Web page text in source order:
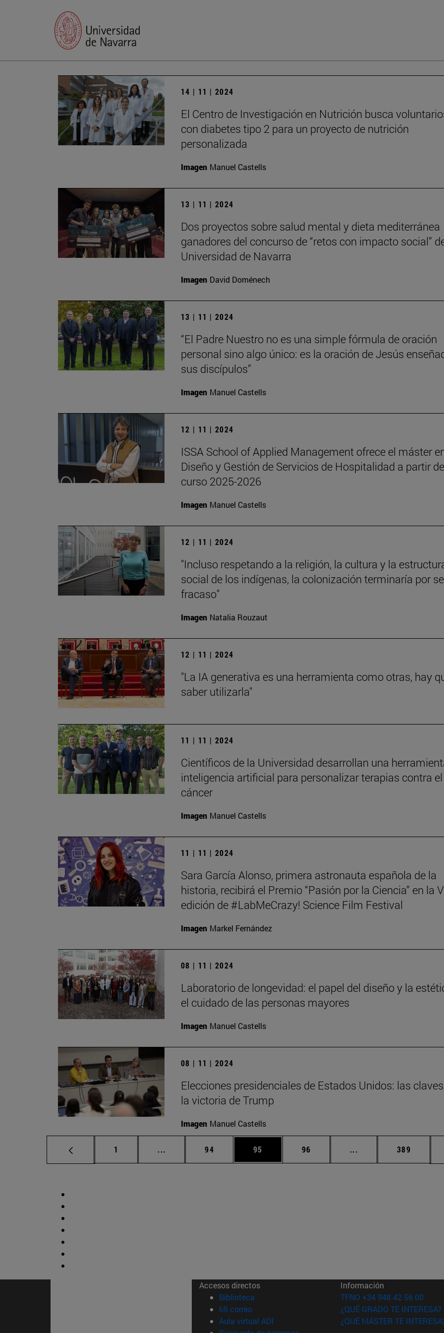
14 | 11 | 2024
El Centro de Investigación en Nutrición busca
con diabetes tipo 2 para un proyecto de nutrición
personalizada
Imagen Manuel Castells
13 | 11 | 2024
Dos proyectos sobre salud mental y dieta mediterránea
ganadores del concurso de “retos con impacto social”
Universidad de Navarra
Imagen David Doménech
13 | 11 | 2024
“El Padre Nuestro no es una simple fórmula de oración
personal sino algo único: es la oración de Jesús
sus discípulos”
Imagen Manuel Castells
12 | 11 | 2024
ISSA School of Applied Management ofrece el máster
Diseño y Gestión de Servicios de Hospitalidad a partir
curso 2025-2026
Imagen Manuel Castells
12 | 11 | 2024
"Incluso respetando a la religión, la cultura y la
social de los indígenas, la colonización terminaría por
fracaso"
Imagen Natalia Rouzaut
12 | 11 | 2024
"La IA generativa es una herramienta como otras, hay
saber utilizarla"
11 | 11 | 2024
Científicos de la Universidad desarrollan una
inteligencia artificial para personalizar terapias contra el
cáncer
Imagen Manuel Castells
11 | 11 | 2024
Sara García Alonso, primera astronauta española de la
historia, recibirá el Premio “Pasión por la Ciencia” en la
edición de #LabMeCrazy! Science Film Festival
Imagen Markel Fernández
08 | 11 | 2024
Laboratorio de longevidad: el papel del diseño y la
el cuidado de las personas mayores
Imagen Manuel Castells
08 | 11 | 2024
Elecciones presidenciales de Estados Unidos: las
la victoria de Trump
Imagen Manuel Castells
Página
1 ... Páginas intermedias Use TAB para desplazarse.
Página
94 Página
95 Página
96 ... Páginas intermedias
Página
389
Accesos directos
Biblioteca (abre en nueva ventana)
Mi correo(abre en nueva ventana)
Aula virtual ADI (abre en nueva ventana)
Información
TFNO +34 948 42 56 00
¿QUÉ GRADO TE INTERESA?
¿QUÉ MÁSTER TE